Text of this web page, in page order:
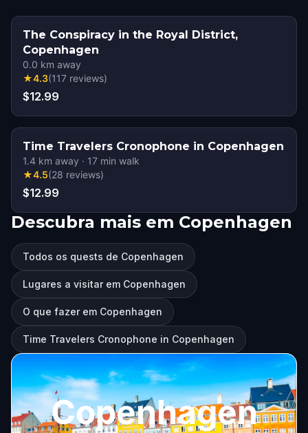
The Conspiracy in the Royal District,
Copenhagen
0.0 km away
★4.3(117 reviews)
$12.99
Time Travelers Cronophone in Copenhagen
1.4 km away · 17 min walk
★4.5(28 reviews)
$12.99
Descubra mais em Copenhagen
Todos os quests de Copenhagen
Lugares a visitar em Copenhagen
O que fazer em Copenhagen
Time Travelers Cronophone in Copenhagen
Copenhagen